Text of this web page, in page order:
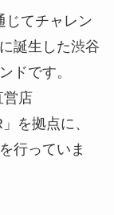
じてチャレン
誕生した渋谷
ドです。
営店
を拠点に、
行っていま